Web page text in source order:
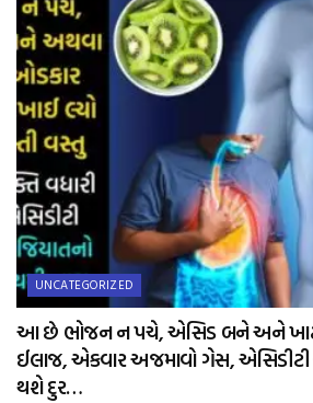
UNCATEGORIZED
આ છે ભોજન ન પચે, એસિડ બને અને
ઈલાજ, એકવાર અજમાવો ગેસ,
થશે દુર…